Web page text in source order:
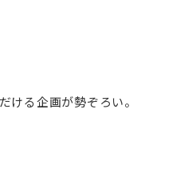
る企画が勢ぞろい。